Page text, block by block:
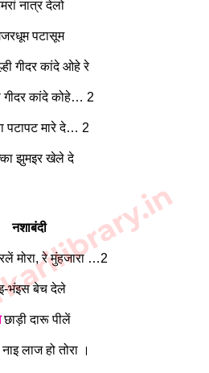
नात्र देलो
पटासूम
गीदर कांदे ओहे रे
गीदर कांदे कोहे… 2
पटापट मारे दे… 2
झुमइर खेले दे
नशाबंदी
मोरा, रे मुंहजारा …2
भंइस बेच देले
छाड़ी दारू पीलें
लाज हो तोरा ।